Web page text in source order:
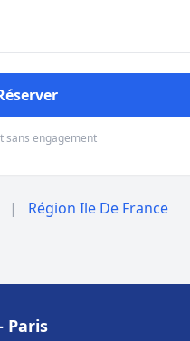
sans engagement
| Région Ile De France
Paris